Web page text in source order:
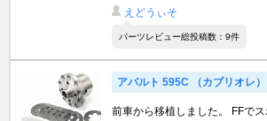
えどうぃそ
パーツレビュー総投稿数：9件
アバルト 595C （カブリオレ）
前車から移植しました。 FFで